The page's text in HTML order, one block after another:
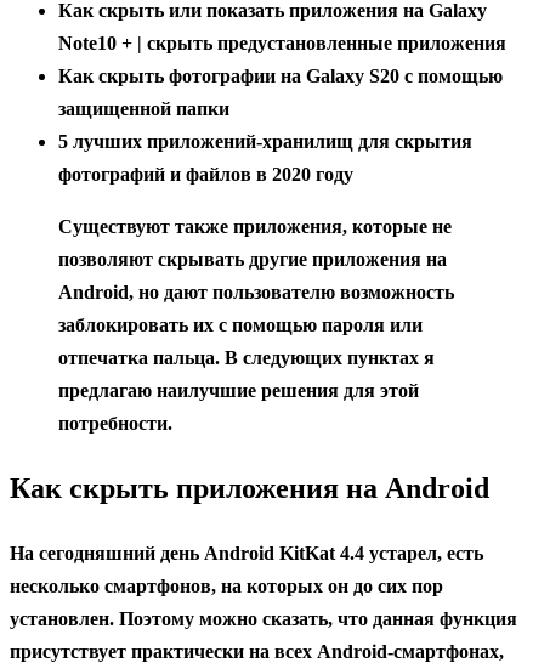
Как скрыть или показать приложения на Galaxy
Note10 + | скрыть предустановленные приложения
Как скрыть фотографии на Galaxy S20 с помощью
защищенной папки
5 лучших приложений-хранилищ для скрытия
фотографий и файлов в 2020 году
Существуют также приложения, которые не
позволяют скрывать другие приложения на
Android, но дают пользователю возможность
заблокировать их с помощью пароля или
отпечатка пальца. В следующих пунктах я
предлагаю наилучшие решения для этой
потребности.
Как скрыть приложения на Android
На сегодняшний день Android KitKat 4.4 устарел, есть
несколько смартфонов, на которых он до сих пор
установлен. Поэтому можно сказать, что данная функция
присутствует практически на всех Android-смартфонах,